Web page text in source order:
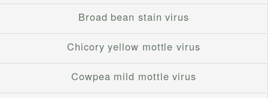
Broad bean stain virus
Chicory yellow mottle virus
Cowpea mild mottle virus